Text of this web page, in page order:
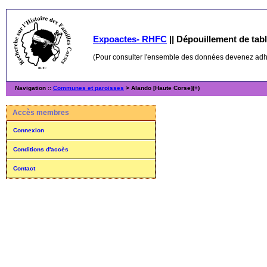
Expoactes- RHFC || Dépouillement de
(Pour consulter l'ensemble des données devenez
Navigation :: Communes et paroisses > Alando [Haute Corse](+)
Accès membres
Connexion
Conditions d'accès
Contact